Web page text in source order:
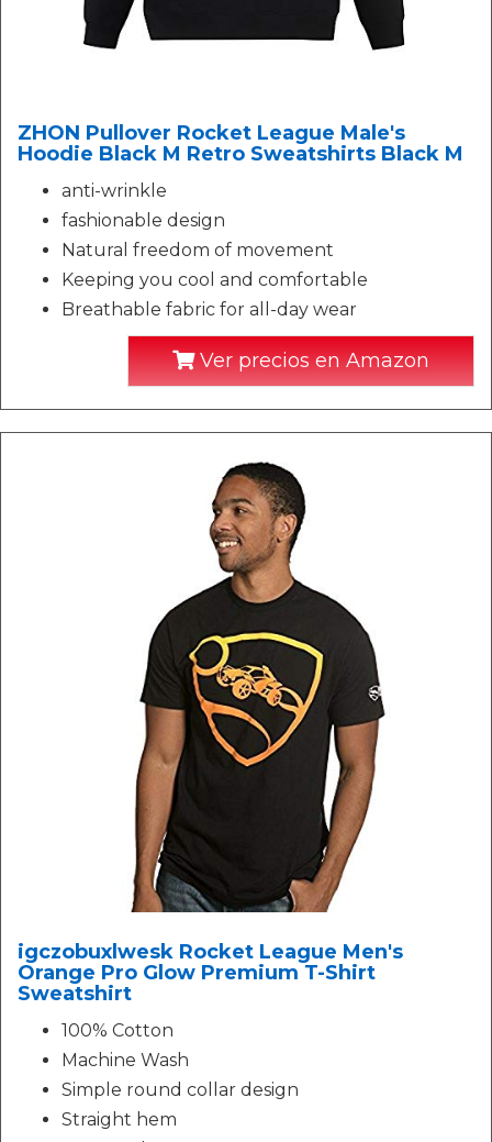
ZHON Pullover Rocket League Male's
Hoodie Black M Retro Sweatshirts Black M
anti-wrinkle
fashionable design
Natural freedom of movement
Keeping you cool and comfortable
Breathable fabric for all-day wear
Ver precios en Amazon
igczobuxlwesk Rocket League Men's
Orange Pro Glow Premium T-Shirt
Sweatshirt
100% Cotton
Machine Wash
Simple round collar design
Straight hem